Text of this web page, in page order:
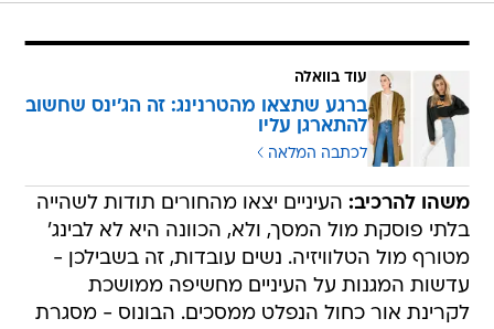
עוד בוואלה
ברגע שתצאו מהטרנינג: זה הג'ינס שחשוב
להתארגן עליו
לכתבה המלאה
משהו להרכיב: העיניים יצאו מהחורים תודות לשהייה
בלתי פוסקת מול המסך, ולא, הכוונה היא לא לבינג'
מטורף מול הטלוויזיה. נשים עובדות, זה בשבילכן -
עדשות המגנות על העיניים מחשיפה ממושכת
לקרינת אור כחול הנפלט ממסכים. הבונוס - מסגרת